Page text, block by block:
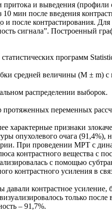
и выведения
мин после введения
контрастирования.
сигнала”. Построенный
программ
средней величины (М ± m) с
распределении выборок.
протяженных переменных
признаки
опухолевого очага (91,4%),
При проведении МРТ с
контрастного вещества
с помощью
контрастного усиления в
контрастное усиление,
только
– 91,7%.